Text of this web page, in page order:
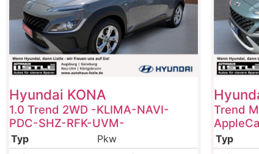
Hyundai KONA
1.0 Trend 2WD -KLIMA-NAVI-
PDC-SHZ-RFK-UVM-
Typ
Pkw
Trend
Typ